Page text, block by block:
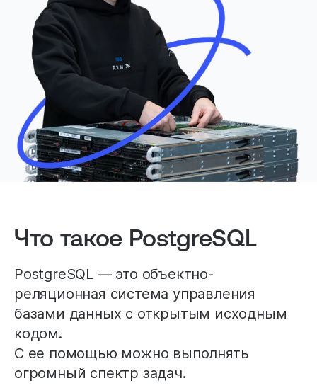
Что такое PostgreSQL
PostgreSQL — это объектно-
реляционная система управления
базами данных с открытым исходным
кодом.
С ее помощью можно выполнять
огромный спектр задач.